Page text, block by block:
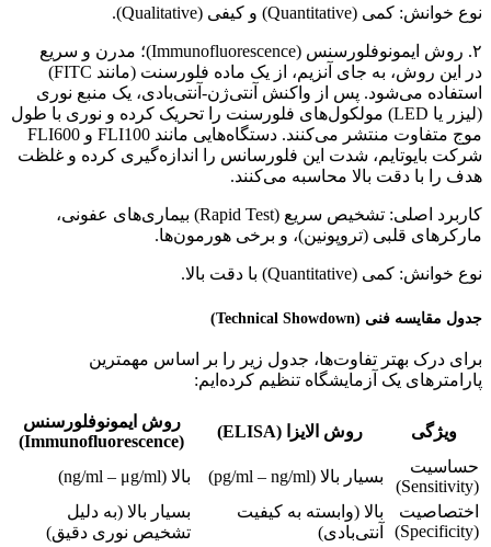
نوع خوانش: کمی (Quantitative) و کیفی (Qualitative).
۲. روش ایمونوفلورسنس (Immunofluorescence)؛ مدرن و سریع
در این روش، به جای آنزیم، از یک ماده فلورسنت (مانند FITC)
استفاده می‌شود. پس از واکنش آنتی‌ژن-آنتی‌بادی، یک منبع نوری
(لیزر یا LED) مولکول‌های فلورسنت را تحریک کرده و نوری با طول
موج متفاوت منتشر می‌کنند. دستگاه‌هایی مانند FLI100 و FLI600
شرکت بایوتایم، شدت این فلورسانس را اندازه‌گیری کرده و غلظت
هدف را با دقت بالا محاسبه می‌کنند.
کاربرد اصلی: تشخیص سریع (Rapid Test) بیماری‌های عفونی،
مارکرهای قلبی (تروپونین)، و برخی هورمون‌ها.
نوع خوانش: کمی (Quantitative) با دقت بالا.
جدول مقایسه فنی (Technical Showdown)
برای درک بهتر تفاوت‌ها، جدول زیر را بر اساس مهمترین
پارامترهای یک آزمایشگاه تنظیم کرده‌ایم:
ویژگی روش الایزا (ELISA)
روش ایمونوفلورسنس
(Immunofluorescence)
حساسیت
(Sensitivity)
بسیار بالا (pg/ml – ng/ml)
بالا (ng/ml – μg/ml)
اختصاصیت
(Specificity)
بالا (وابسته به کیفیت
آنتی‌بادی)
بسیار بالا (به دلیل
تشخیص نوری دقیق)